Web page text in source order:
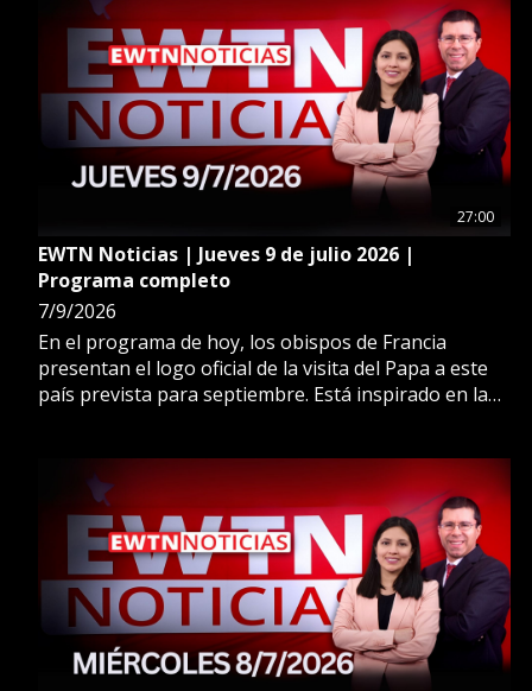
27:00
EWTN Noticias | Jueves 9 de julio 2026 |
Programa completo
7/9/2026
En el programa de hoy, los obispos de Francia
presentan el logo oficial de la visita del Papa a este
país prevista para septiembre. Está inspirado en la
Irak y los anima a ser luz en medio de la guerra en
Medio Oriente. Más en EWTN Noticias.